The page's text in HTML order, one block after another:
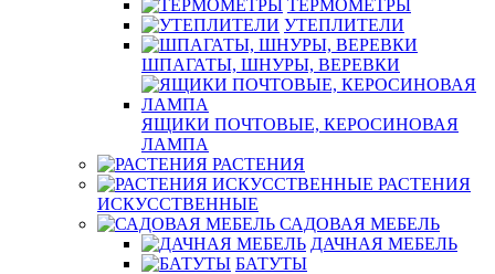
ТЕРМОМЕТРЫ
УТЕПЛИТЕЛИ
ШПАГАТЫ, ШНУРЫ, ВЕРЕВКИ
ЯЩИКИ ПОЧТОВЫЕ, КЕРОСИНОВАЯ
ЛАМПА
РАСТЕНИЯ
РАСТЕНИЯ
ИСКУССТВЕННЫЕ
САДОВАЯ МЕБЕЛЬ
ДАЧНАЯ МЕБЕЛЬ
БАТУТЫ